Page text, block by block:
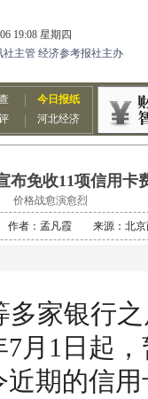
布免收11项信用卡
价格战愈演愈烈
者：孟凡霞 来源：北京
家银行
月1日起
期的信